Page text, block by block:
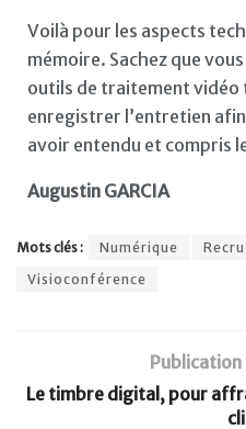
Voilà pour les aspects
mémoire. Sachez que
outils de traitement vidéo
enregistrer l’entretien
avoir entendu et compris
Augustin GARCIA
Mots clés : Numérique
Visioconférence
Le timbre digital, pour